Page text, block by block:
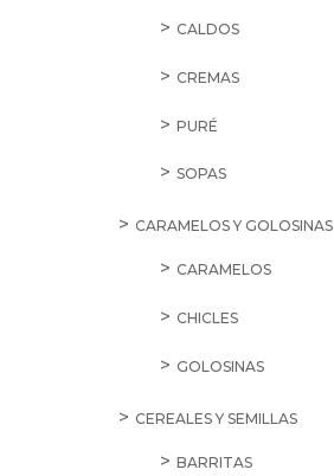
CALDOS
CREMAS
PURÉ
SOPAS
CARAMELOS Y GOLOSINAS
CARAMELOS
CHICLES
GOLOSINAS
CEREALES Y SEMILLAS
BARRITAS